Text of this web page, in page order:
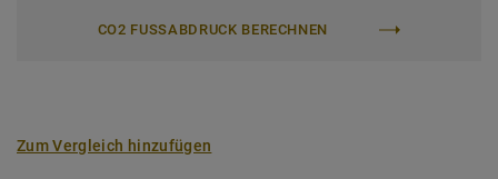
CO2 FUSSABDRUCK BERECHNEN
Zum Vergleich hinzufügen